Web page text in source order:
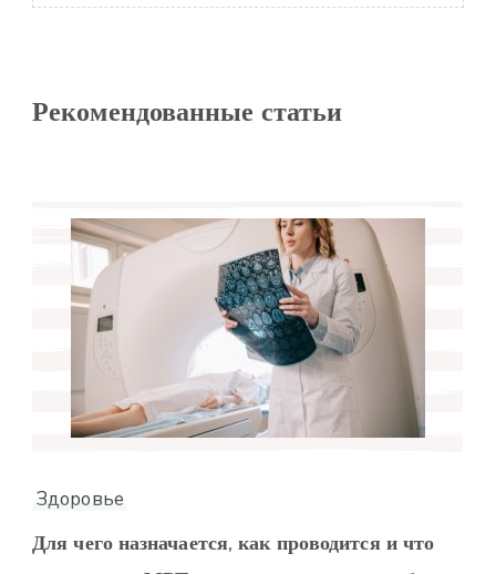
Рекомендованные статьи
Здоровье
Для чего назначается, как проводится и что